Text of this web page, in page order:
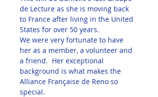
de Lecture as she is moving back
to France after living in the United
States for over 50 years.
We were very fortunate to have
her as a member, a volunteer and
a friend.  Her exceptional
background is what makes the
Alliance Française de Reno so
special.